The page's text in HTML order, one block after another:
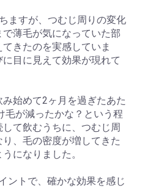
ますが、つむじ周りの変化
薄毛が気になっていた部
きたのを実感していま
目に見えて効果が現れて
始めて2ヶ月を過ぎたあた
毛が減ったかな？という程
て飲むうちに、つむじ周
、毛の密度が増してきた
になりました。
ントで、確かな効果を感じ